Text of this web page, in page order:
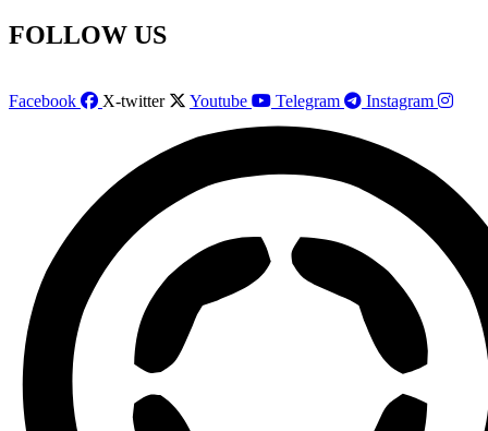
FOLLOW US
Facebook X-twitter Youtube Telegram Instagram